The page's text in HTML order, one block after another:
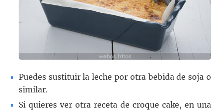
Puedes sustituir la leche por otra bebida de soja o
similar.
Si quieres ver otra receta de croque cake, en una